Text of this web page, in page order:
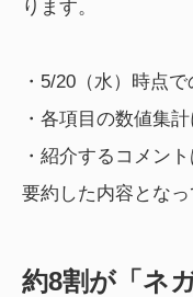
ります。
・5/20（水）時点
・各項目の数値集
・紹介するコメン
要約した内容となっ
約8割が「ネ